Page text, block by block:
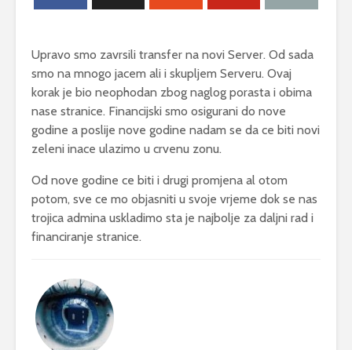
Upravo smo zavrsili transfer na novi Server. Od sada
smo na mnogo jacem ali i skupljem Serveru. Ovaj
korak je bio neophodan zbog naglog porasta i obima
nase stranice. Financijski smo osigurani do nove
godine a poslije nove godine nadam se da ce biti novi
zeleni inace ulazimo u crvenu zonu.
Od nove godine ce biti i drugi promjena al otom
potom, sve ce mo objasniti u svoje vrjeme dok se nas
trojica admina uskladimo sta je najbolje za daljni rad i
financiranje stranice.